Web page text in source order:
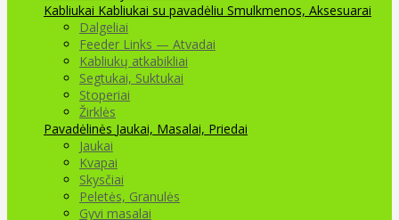
Kabliukai Kabliukai su pavadėliu Smulkmenos, Aksesuarai
Dalgeliai
Feeder Links — Atvadai
Kabliukų atkabikliai
Segtukai, Suktukai
Stoperiai
Žirklės
Pavadėlinės Jaukai, Masalai, Priedai
Jaukai
Kvapai
Skysčiai
Peletės, Granulės
Gyvi masalai